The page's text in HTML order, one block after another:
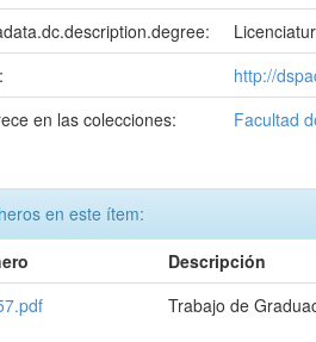
http://
en las colecciones:
Facultad
en este ítem:
Descripción
Trabajo de